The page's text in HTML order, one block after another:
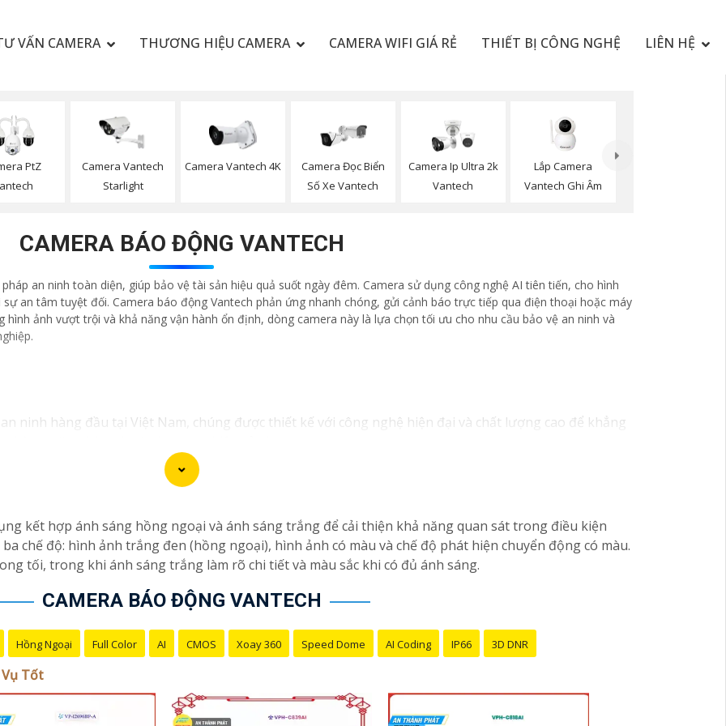
VẤN CAMERA THƯƠNG HIỆU CAMERA CAMERA WIFI GIÁ RẺ THIẾT BỊ CÔNG NGHỆ LIÊN HỆ
PtZ
Camera Vantech
Starlight
Camera Vantech 4K
Camera Đọc Biển
Số Xe Vantech
Camera Ip Ultra 2k
Vantech
Lắp Camera
Vantech Ghi Âm
CAMERA BÁO ĐỘNG VANTECH
an ninh toàn diện, giúp bảo vệ tài sản hiệu quả suốt ngày đêm. Camera sử dụng công nghệ AI tiên tiến, cho hình
an tâm tuyệt đối. Camera báo động Vantech phản ứng nhanh chóng, gửi cảnh báo trực tiếp qua điện thoại hoặc máy
ảnh vượt trội và khả năng vận hành ổn định, dòng camera này là lựa chọn tối ưu cho nhu cầu bảo vệ an ninh và
ninh hàng đầu tại Việt Nam, chúng được thiết kế với công nghệ hiện đại và chất lượng cao để khẳng
camera giám sát chất lượng cao như camera IP, camera HD-TVI, camera AHD, camera wifi, camera
của Vantech được sản xuất theo tiêu chuẩn chất lượng cao, đáng tin cậy và dễ sử dụng.
nhu cầu và ngân sách của bạn.
an ninh tốt cho ngôi nhà hoặc doanh nghiệp của mình, Camera Vantech Việt Nam là một lựa chọn
kết hợp ánh sáng hồng ngoại và ánh sáng trắng để cải thiện khả năng quan sát trong điều kiện
chế độ: hình ảnh trắng đen (hồng ngoại), hình ảnh có màu và chế độ phát hiện chuyển động có màu.
tối, trong khi ánh sáng trắng làm rõ chi tiết và màu sắc khi có đủ ánh sáng.
CAMERA BÁO ĐỘNG VANTECH
Hồng Ngoại Full Color AI CMOS Xoay 360 Speed Dome AI Coding IP66 3D DNR
Tốt